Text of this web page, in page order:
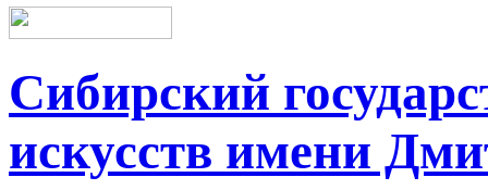
Сибирский
искусств имени